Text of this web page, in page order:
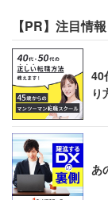
【PR】注目情報
40
り
あ